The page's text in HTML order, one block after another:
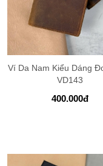
Ví Da Nam Kiểu Dáng
VD143
400.000đ